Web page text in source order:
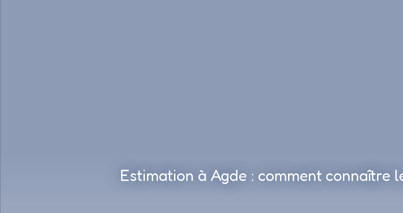
Estimation à Agde : comment connaître